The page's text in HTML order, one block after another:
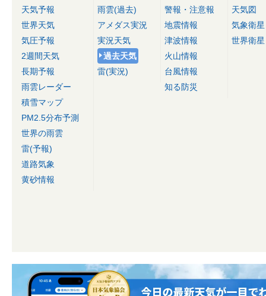
天気予報
世界天気
気圧予報
2週間天気
長期予報
雨雲レーダー
積雪マップ
PM2.5分布予測
世界の雨雲
雷(予報)
道路気象
黄砂情報
雨雲(過去)
アメダス実況
実況天気
過去天気
雷(実況)
警報・注意報
地震情報
津波情報
火山情報
台風情報
知る防災
天気図
気象衛星
世界衛星